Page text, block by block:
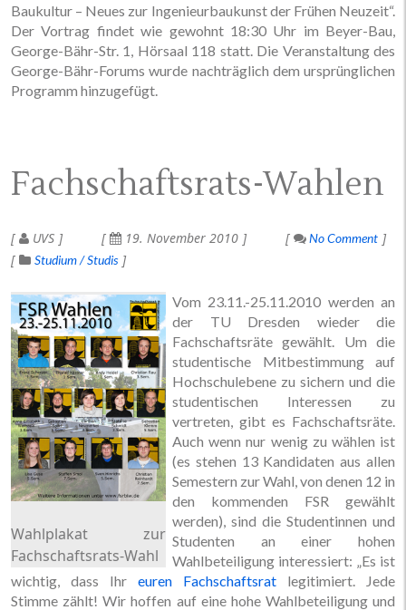
Baukultur – Neues zur Ingenieurbaukunst der Frühen Neuzeit“.
Der Vortrag findet wie gewohnt 18:30 Uhr im Beyer-Bau,
George-Bähr-Str. 1, Hörsaal 118 statt. Die Veranstaltung des
George-Bähr-Forums wurde nachträglich dem ursprünglichen
Programm hinzugefügt.
Fachschaftsrats-Wahlen
UVS 19. November 2010
No Comment
Studium / Studis
Wahlplakat zur
Fachschaftsrats-Wahl
Vom 23.11.-25.11.2010 werden an
der TU Dresden wieder die
Fachschaftsräte gewählt. Um die
studentische Mitbestimmung auf
Hochschulebene zu sichern und die
studentischen Interessen zu
vertreten, gibt es Fachschaftsräte.
Auch wenn nur wenig zu wählen ist
(es stehen 13 Kandidaten aus allen
Semestern zur Wahl, von denen 12 in
den kommenden FSR gewählt
werden), sind die Studentinnen und
Studenten an einer hohen
Wahlbeteiligung interessiert: „Es ist
wichtig, dass Ihr euren Fachschaftsrat legitimiert. Jede
Stimme zählt! Wir hoffen auf eine hohe Wahlbeteiligung und